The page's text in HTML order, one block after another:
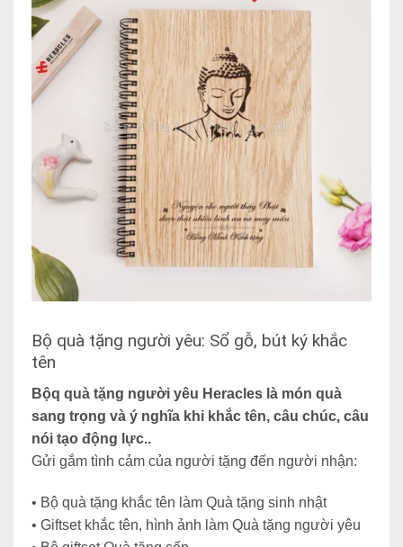
Bộ quà tặng người yêu: Sổ gỗ, bút ký khắc
tên
Bộq quà tặng người yêu Heracles là món quà
sang trọng và ý nghĩa khi khắc tên, câu chúc, câu
nói tạo động lực..
Gửi gắm tình cảm của người tặng đến người nhận:
• Bộ quà tặng khắc tên làm Quà tặng sinh nhật
• Giftset khắc tên, hình ảnh làm Quà tặng người yêu